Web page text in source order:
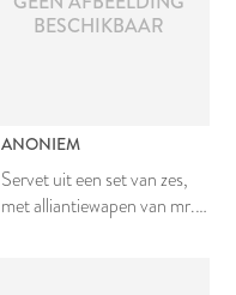
BESCHIKBAAR
ANONIEM
Servet uit een set van zes,
met alliantiewapen van mr.